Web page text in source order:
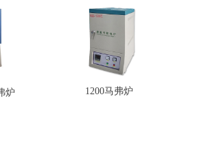
炉 1200马弗炉